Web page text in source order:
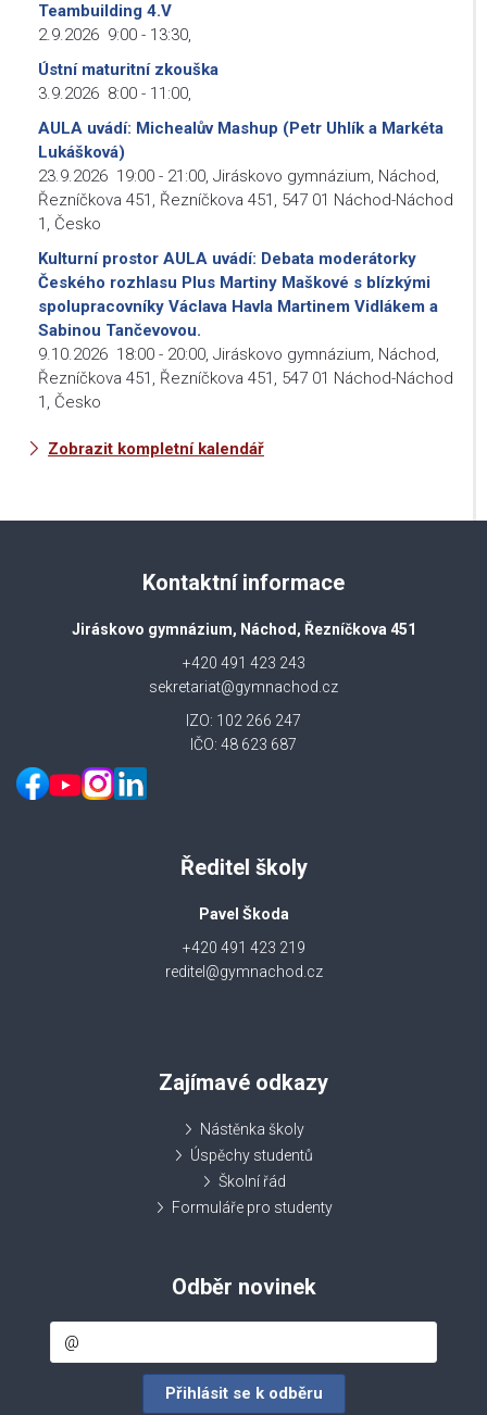
Teambuilding 4.V
2.9.2026 9:00 - 13:30,
Ústní maturitní zkouška
3.9.2026 8:00 - 11:00,
AULA uvádí: Michealův Mashup (Petr Uhlík a Markéta
Lukášková)
23.9.2026 19:00 - 21:00, Jiráskovo gymnázium, Náchod,
Řezníčkova 451, Řezníčkova 451, 547 01 Náchod-Náchod
1, Česko
Kulturní prostor AULA uvádí: Debata moderátorky
Českého rozhlasu Plus Martiny Maškové s blízkými
spolupracovníky Václava Havla Martinem Vidlákem a
Sabinou Tančevovou.
9.10.2026 18:00 - 20:00, Jiráskovo gymnázium, Náchod,
Řezníčkova 451, Řezníčkova 451, 547 01 Náchod-Náchod
1, Česko
Zobrazit kompletní kalendář
Kontaktní informace
Jiráskovo gymnázium, Náchod, Řezníčkova 451
+420 491 423 243
sekretariat@gymnachod.cz
IZO: 102 266 247
IČO: 48 623 687
Ředitel školy
Pavel Škoda
+420 491 423 219
reditel@gymnachod.cz
Zajímavé odkazy
Nástěnka školy
Úspěchy studentů
Školní řád
Formuláře pro studenty
Odběr novinek